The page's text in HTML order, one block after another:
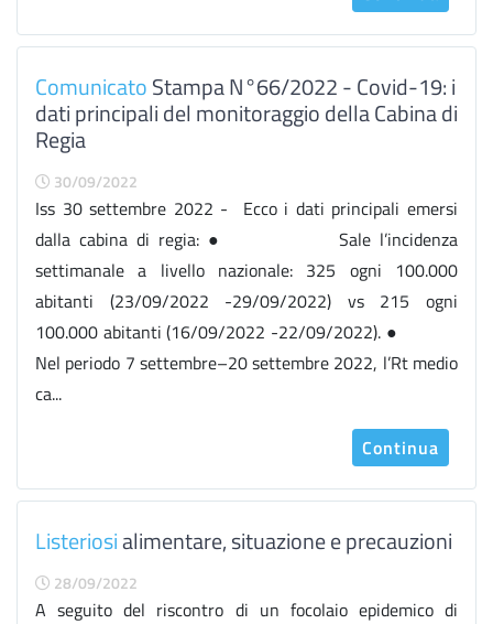
ComunicatoStampa N°66/2022 - Covid-19: i
dati principali del monitoraggio della Cabina di
Regia
30/09/2022
Iss 30 settembre 2022 - Ecco i dati principali emersi
dalla cabina di regia: ● Sale l’incidenza
settimanale a livello nazionale: 325 ogni 100.000
abitanti (23/09/2022 -29/09/2022) vs 215 ogni
100.000 abitanti (16/09/2022 -22/09/2022). ●
Nel periodo 7 settembre–20 settembre 2022, l’Rt medio
ca...
Continua
Listeriosialimentare, situazione e precauzioni
28/09/2022
A seguito del riscontro di un focolaio epidemico di